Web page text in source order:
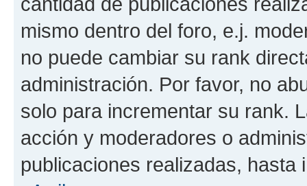
mismo dentro del foro, e.j.
no puede cambiar su rank
administración. Por favor, no
solo para incrementar su rank.
acción y moderadores o
publicaciones realizadas, hasta